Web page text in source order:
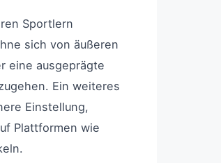
Sportlern
sich von äußeren
eine ausgeprägte
Ein weiteres
Einstellung,
Plattformen wie